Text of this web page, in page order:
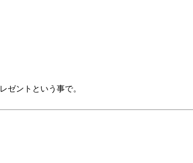
ゼントという事で。